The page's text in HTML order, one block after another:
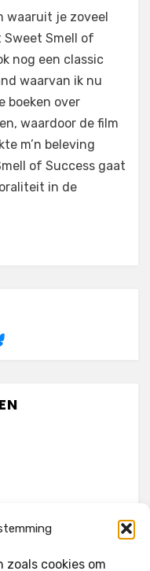
cookies om
waaruit je zoveel
Smell of
nog een classic
waarvan ik nu
boeken over
waardoor de film
m’n beleving
of Success gaat
in de